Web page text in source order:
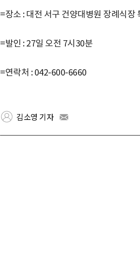
=장소 : 대전 서구 건양대병원 장례식장
=발인 : 27일 오전 7시30분
=연락처 : 042-600-6660
김소영 기자